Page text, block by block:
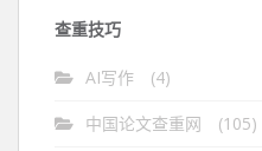
查重技巧
AI写作 (4)
中国论文查重网 (105)